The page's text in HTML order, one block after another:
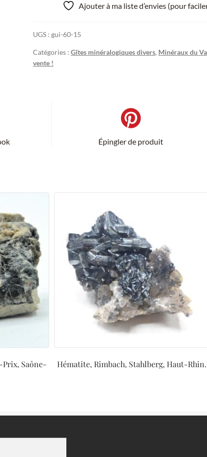
de
la
Garonne
Ajouter à ma liste d’envies (pour
UGS : gui-60-15
Catégories : Gîtes minéralogiques divers, Minéraux du
vente !
Épingler de produit
Prix, Saône-
Hématite, Rimbach, Stahlberg, Haut-Rhin.